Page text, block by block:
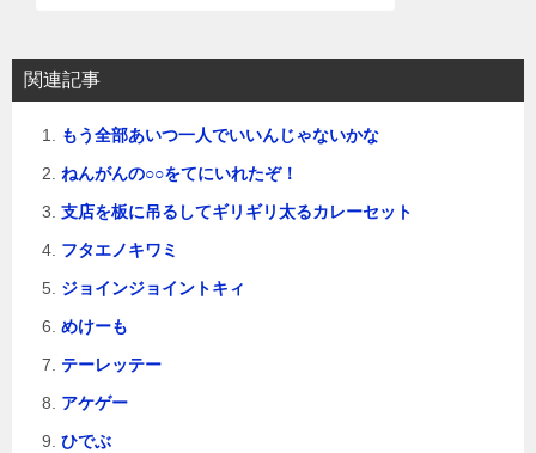
関連記事
もう全部あいつ一人でいいんじゃないかな
ねんがんの○○をてにいれたぞ！
支店を板に吊るしてギリギリ太るカレーセット
フタエノキワミ
ジョインジョイントキィ
めけーも
テーレッテー
アケゲー
ひでぶ